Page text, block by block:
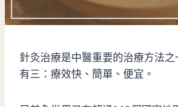
針灸治療是中醫重要的治療方法
有三：療效快、簡單、便宜。